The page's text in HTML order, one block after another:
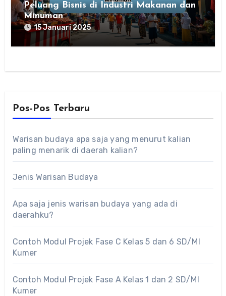
Peluang Bisnis di Industri Makanan dan
Minuman
15 Januari 2025
Pos-Pos Terbaru
Warisan budaya apa saja yang menurut kalian
paling menarik di daerah kalian?
Jenis Warisan Budaya
Apa saja jenis warisan budaya yang ada di
daerahku?
Contoh Modul Projek Fase C Kelas 5 dan 6 SD/MI
Kumer
Contoh Modul Projek Fase A Kelas 1 dan 2 SD/MI
Kumer